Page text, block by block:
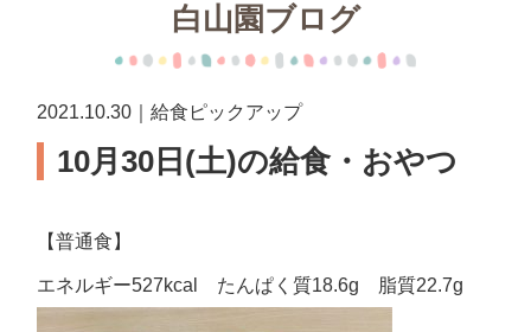
白山園ブログ
2021.10.30｜給食ピックアップ
10月30日(土)の給食・おやつ
【普通食】
エネルギー527kcal たんぱく質18.6g 脂質22.7g